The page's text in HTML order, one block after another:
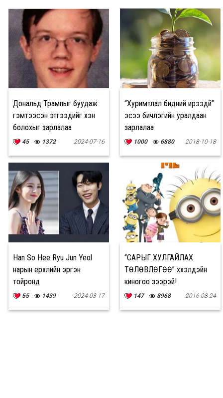
Дональд Трампыг буудаж
гэмтээсэн этгээдийг хэн
болохыг зарлалаа
45 1372 2024-07-16
“Хуримтлал бидний ирээдүй”
эсээ бичлэгийн уралдаан
зарлалаа
1000 6880 2018-10-18
Han So Hee Ryu Jun Yeol
нарын үерхлийн эргэн
тойронд
55 1439 2024-03-17
“САРЫГ ХУЛГАЙЛАХ
ТӨЛӨВЛӨГӨӨ” хүүхэлдэйн
киногоо үзээрэй!
147 8968 2016-08-24